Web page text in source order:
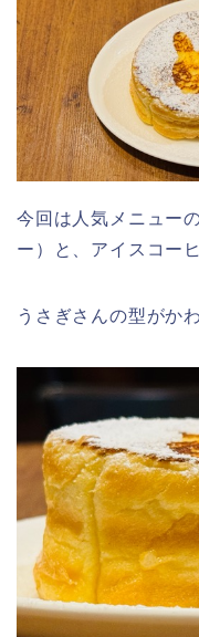
今回は人気メニュー
ー）と、アイスコー
うさぎさんの型がか